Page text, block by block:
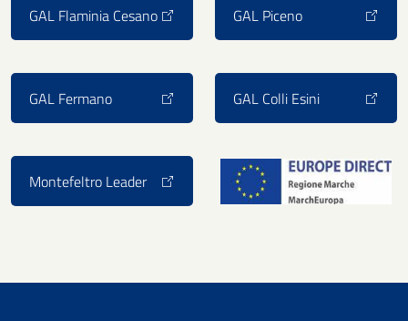
GAL Flaminia Cesano GAL Piceno
GAL Fermano GAL Colli Esini
Montefeltro Leader